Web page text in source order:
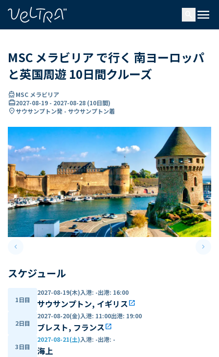
menu
MSC メラビリア で行く 南ヨーロッパ
と英国周遊 10日間クルーズ
directions_boatMSC メラビリア
card_travel2027-08-19 - 2027-08-28 (10日間)
location_onサウサンプトン発 - サウサンプトン着
keyboard_arrow_leftPrevious slide keyboard_arrow_right
スケジュール
1日目
2027-08-19(木)入港: -出港: 16:00
サウサンプトン, イギリスopen_in_new
2日目
2027-08-20(金)入港: 11:00出港: 19:00
ブレスト, フランスopen_in_new
3日目
2027-08-21(土)入港: -出港: -
海上